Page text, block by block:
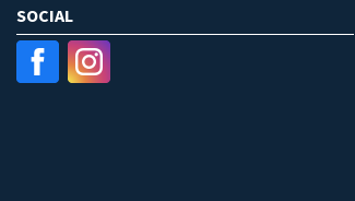
SOCIAL